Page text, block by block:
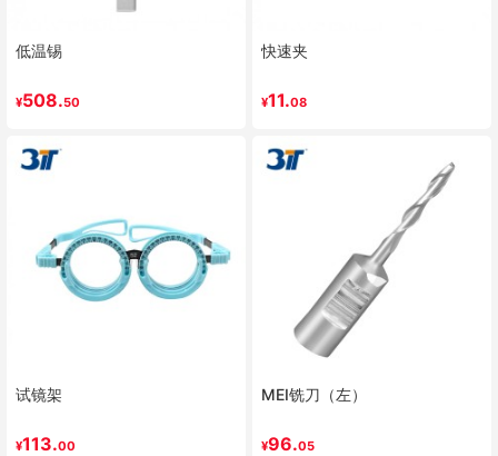
低温锡
¥508.50
快速夹
¥11.08
试镜架
¥113.00
MEI铣刀（左）
¥96.05